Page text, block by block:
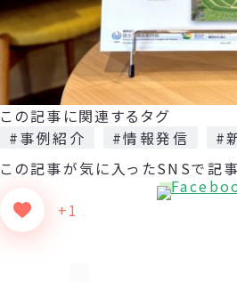
この記事に関連するタグ
#事例紹介
#情報発信
#
この記事が気に入った
+1
SNSで記事